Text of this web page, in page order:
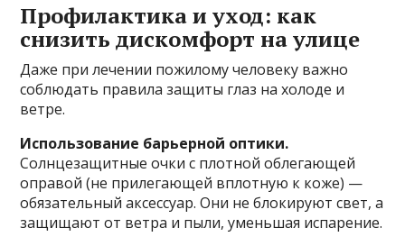
Профилактика и уход: как
снизить дискомфорт на улице
Даже при лечении пожилому человеку важно
соблюдать правила защиты глаз на холоде и
ветре.
Использование барьерной оптики.
Солнцезащитные очки с плотной облегающей
оправой (не прилегающей вплотную к коже) —
обязательный аксессуар. Они не блокируют свет, а
защищают от ветра и пыли, уменьшая испарение.